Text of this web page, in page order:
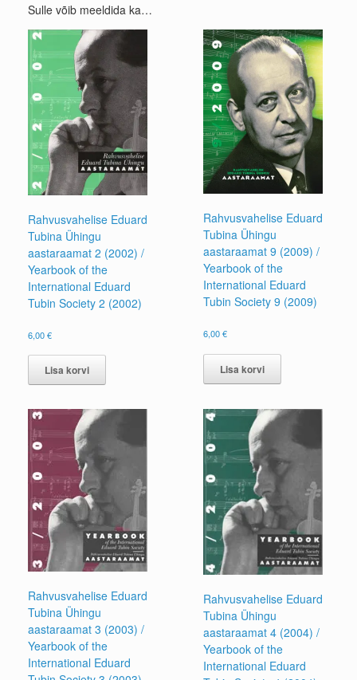
Sulle võib meeldida ka…
Rahvusvahelise Eduard
Tubina Ühingu
aastaraamat 2 (2002) /
Yearbook of the
International Eduard
Tubin Society 2 (2002)
6,00€
Lisa korvi
Rahvusvahelise Eduard
Tubina Ühingu
aastaraamat 9 (2009) /
Yearbook of the
International Eduard
Tubin Society 9 (2009)
6,00€
Lisa korvi
Rahvusvahelise Eduard
Tubina Ühingu
aastaraamat 3 (2003) /
Yearbook of the
International Eduard
Rahvusvahelise Eduard
Tubina Ühingu
aastaraamat 4 (2004) /
Yearbook of the
International Eduard